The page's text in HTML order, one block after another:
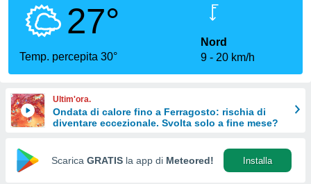
per
le
di
Web
27°
Temp. percepita 30°
Nord
9
20 km/h
Ultim'ora.
Ondata di calore fino a Ferragosto: rischia di
diventare eccezionale. Svolta solo a fine mese?
Scarica GRATIS la app di Meteored! Installa